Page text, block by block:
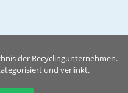
der Recyclingunternehmen.
und verlinkt.